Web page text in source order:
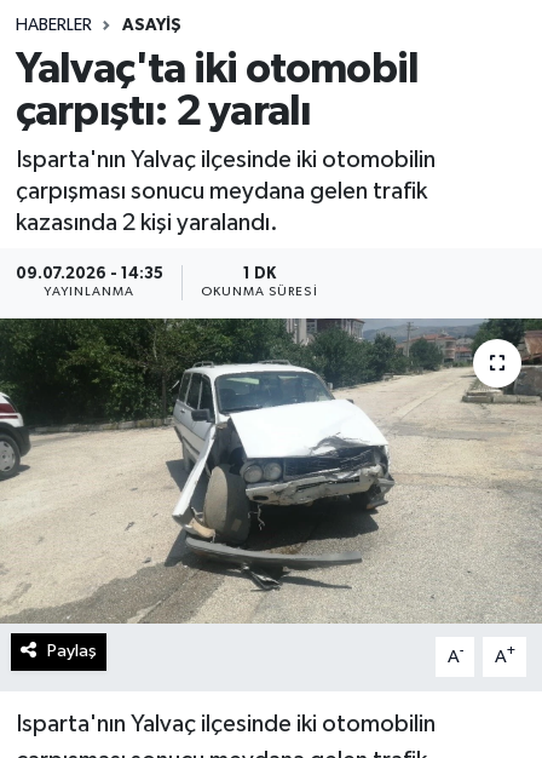
HABERLER ASAYIŞ
Yalvaç'ta iki otomobil
çarpıştı: 2 yaralı
Isparta'nın Yalvaç ilçesinde iki otomobilin
çarpışması sonucu meydana gelen trafik
kazasında 2 kişi yaralandı.
09.07.2026 - 14:35
YAYINLANMA
1 DK
OKUNMA SÜRESI
Paylaş A- A+
Isparta'nın Yalvaç ilçesinde iki otomobilin
Spor
Teknoloji
Yaşam